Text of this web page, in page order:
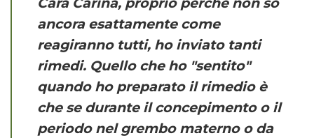
ancora esattamente come
reagiranno tutti, ho inviato tanti
rimedi. Quello che ho "sentito"
quando ho preparato il rimedio è
che se durante il concepimento o il
periodo nel grembo materno o da